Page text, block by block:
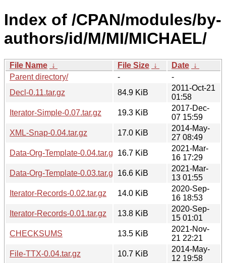
Index of /CPAN/modules/by-
authors/id/M/MI/MICHAEL/
File Name ↓ File Size ↓ Date ↓
Parent directory/
-
-
Decl-0.11.tar.gz
84.9 KiB
2011-Oct-21
01:58
Iterator-Simple-0.07.tar.gz
19.3 KiB
2017-Dec-
07 15:59
XML-Snap-0.04.tar.gz
17.0 KiB
2014-May-
27 08:49
Data-Org-Template-0.04.tar.gz
16.7 KiB
2021-Mar-
16 17:29
Data-Org-Template-0.03.tar.gz
16.6 KiB
2021-Mar-
13 01:55
Iterator-Records-0.02.tar.gz
14.0 KiB
2020-Sep-
16 18:53
Iterator-Records-0.01.tar.gz
13.8 KiB
2020-Sep-
15 01:01
CHECKSUMS
13.5 KiB
2021-Nov-
21 22:21
File-TTX-0.04.tar.gz
10.7 KiB
2014-May-
12 19:58